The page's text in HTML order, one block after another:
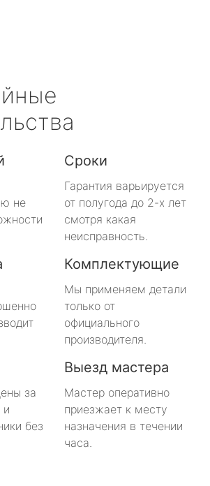
не
Сроки
Гарантия варьируется
от полугода до 2-х лет
смотря какая
неисправность.
Комплектующие
Мы применяем детали
только от
официального
производителя.
за
и
без
Выезд мастера
Мастер оперативно
приезжает к месту
назначения в течении
часа.